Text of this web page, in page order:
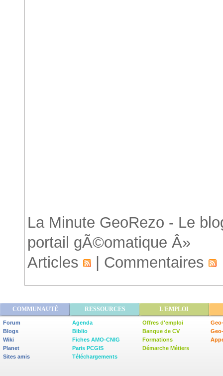
La Minute GeoRezo - Le
portail gÃ©omatique Â»
Articles
| Commentaires
COMMUNAUTÉ RESSOURCES L'EMPLOI
Forum
Blogs
Wiki
Planet
Sites amis
Agenda
Biblio
Fiches AMO-CNIG
Paris PCGIS
Téléchargements
Offres d'emploi
Banque de CV
Formations
Démarche Métiers